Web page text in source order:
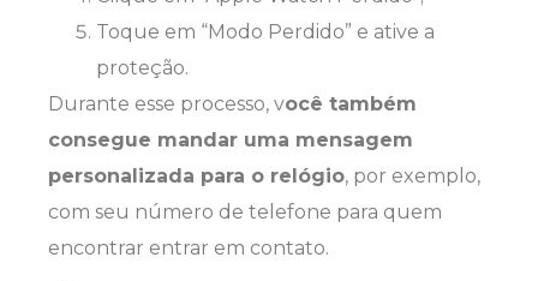
Toque em “Modo Perdido” e ative a
proteção.
Durante esse processo, você também
consegue mandar uma mensagem
personalizada para o relógio, por exemplo,
com seu número de telefone para quem
encontrar entrar em contato.